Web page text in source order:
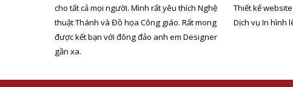
cho tất cả mọi người. Mình rất yêu thích Nghệ
thuật Thánh và Đồ họa Công giáo. Rất mong
được kết bạn với đông đảo anh em Designer
gần xa.
Thiết kế website
Dịch vụ In hình